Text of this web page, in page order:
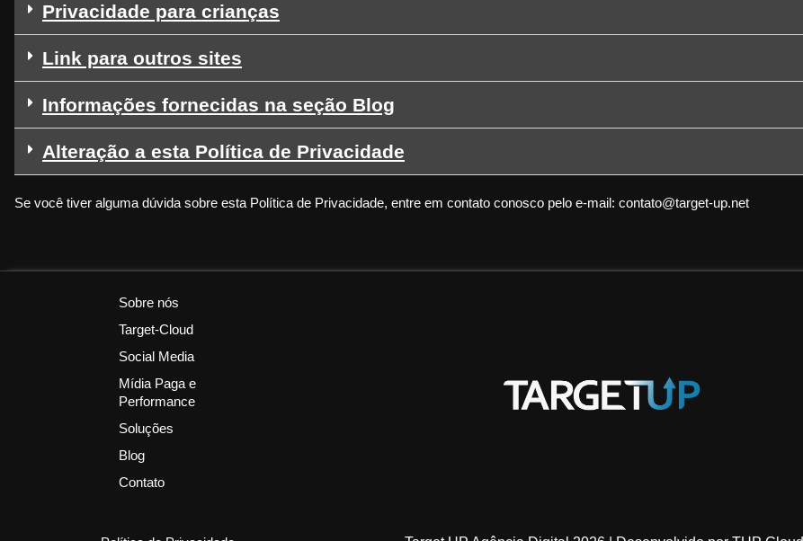
Privacidade para crianças
Link para outros sites
Informações fornecidas na seção Blog
Alteração a esta Política de Privacidade
Se você tiver alguma dúvida sobre esta Política de Privacidade, entre em contato conosco pelo e-mail: contato@target-up.net
Sobre nós
Target-Cloud
Social Media
Mídia Paga e
Performance
Soluções
Blog
Contato